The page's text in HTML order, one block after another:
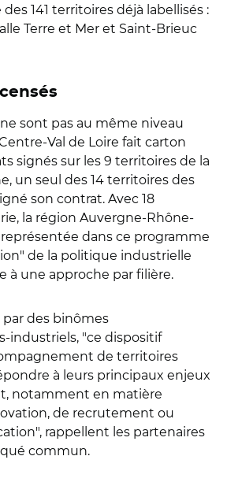
141 territoires déjà labellisés :
Terre et Mer et Saint-Brieuc
sont pas au même niveau
Val de Loire fait carton
signés sur les 9 territoires de la
un seul des 14 territoires des
son contrat. Avec 18
la région Auvergne-Rhône-
dans ce programme
de la politique industrielle
à une approche par filière.
des binômes
industriels, "ce dispositif
de territoires
à leurs principaux enjeux
notamment en matière
de recrutement ou
rappellent les partenaires
commun.